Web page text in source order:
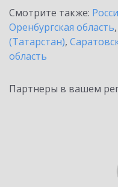
Смотрите также:
Оренбургская область,
(Татарстан),
область
Партнеры в вашем